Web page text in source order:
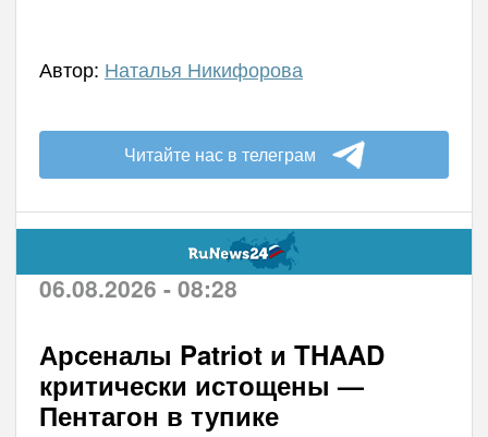
Автор: Наталья Никифорова
Читайте нас в телеграм
06.08.2026 - 08:28
Арсеналы Patriot и THAAD
критически истощены —
Пентагон в тупике